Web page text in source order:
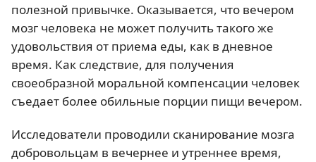
полезной привычке. Оказывается, что вечером
мозг человека не может получить такого же
удовольствия от приема еды, как в дневное
время. Как следствие, для получения
своеобразной моральной компенсации человек
съедает более обильные порции пищи вечером.
Исследователи проводили сканирование мозга
добровольцам в вечернее и утреннее время,